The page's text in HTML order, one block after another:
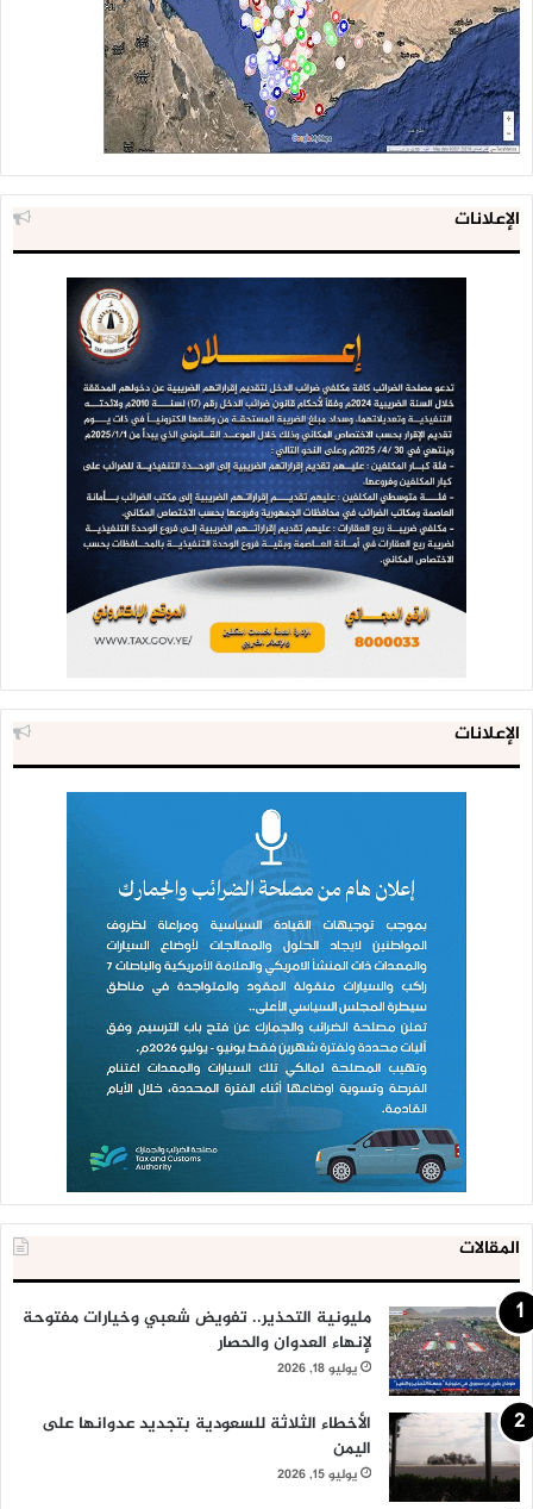
الإعلانات
الإعلانات
المقالات
مليونية التحذير.. تفويض شعبي وخيارات مفتوحة
لإنهاء العدوان والحصار
يوليو 18, 2026
الأخطاء الثلاثة للسعودية بتجديد عدوانها على
اليمن
يوليو 15, 2026